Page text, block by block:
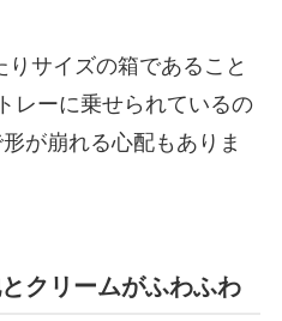
サイズの箱であること
レーに乗せられているの
が崩れる心配もありま
クリームがふわふわ